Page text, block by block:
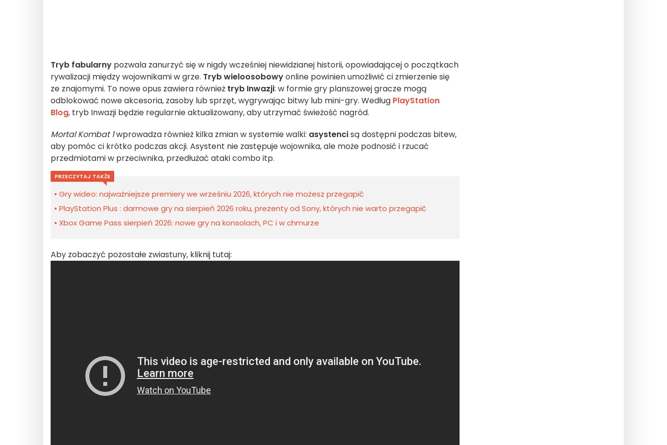
Tryb fabularny pozwala zanurzyć się w nigdy wcześniej niewidzianej historii, opowiadającej o początkach
rywalizacji między wojownikami w grze. Tryb wieloosobowyonline powinien umożliwić ci zmierzenie się
ze znajomymi. To nowe opus zawiera również tryb Inwazji: w formie gry planszowej gracze mogą
odblokować nowe akcesoria, zasoby lub sprzęt, wygrywając bitwy lub mini-gry. Według PlayStation
Blog, tryb Inwazji będzie regularnie aktualizowany, aby utrzymać świeżość nagród.
Mortal Kombat 1wprowadza również kilka zmian w systemie walki: asystencisą dostępni podczas bitew,
aby pomóc ci krótko podczas akcji. Asystent nie zastępuje wojownika, ale może podnosić i rzucać
przedmiotami w przeciwnika, przedłużać ataki combo itp.
PRZECZYTAJ TAKŻE
Gry wideo: najważniejsze premiery we wrześniu 2026, których nie możesz przegapić
PlayStation Plus : darmowe gry na sierpień 2026 roku, prezenty od Sony, których nie warto przegapić
Xbox Game Pass sierpień 2026: nowe gry na konsolach, PC i w chmurze
Aby zobaczyć pozostałe zwiastuny, kliknij tutaj: